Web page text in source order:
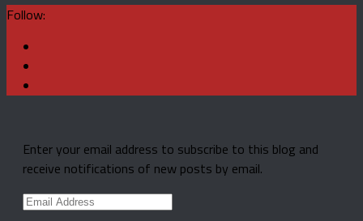
Follow:
Enter your email address to subscribe to this blog and
receive notifications of new posts by email.
Email